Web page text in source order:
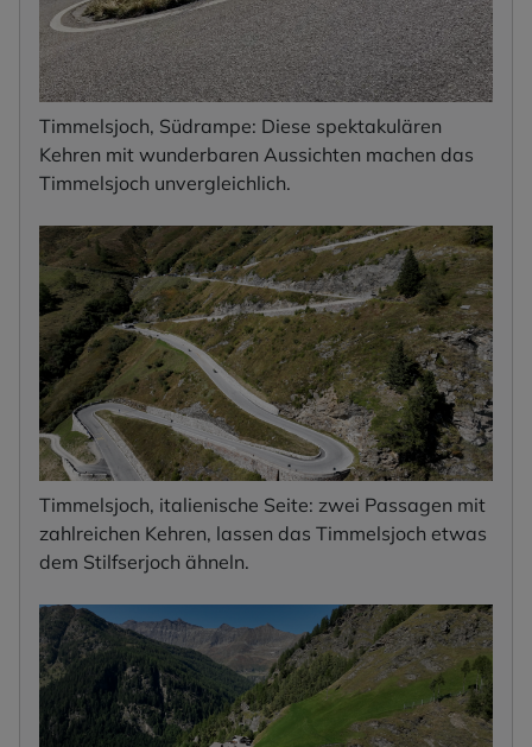
Timmelsjoch, Südrampe: Diese spektakulären
Kehren mit wunderbaren Aussichten machen das
Timmelsjoch unvergleichlich.
Timmelsjoch, italienische Seite: zwei Passagen mit
zahlreichen Kehren, lassen das Timmelsjoch etwas
dem Stilfserjoch ähneln.